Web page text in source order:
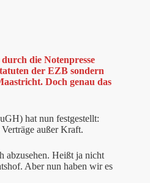
die Notenpresse
der EZB sondern
Doch genau das
hat nun festgestellt:
außer Kraft.
abzusehen. Heißt ja nicht
Aber nun haben wir es